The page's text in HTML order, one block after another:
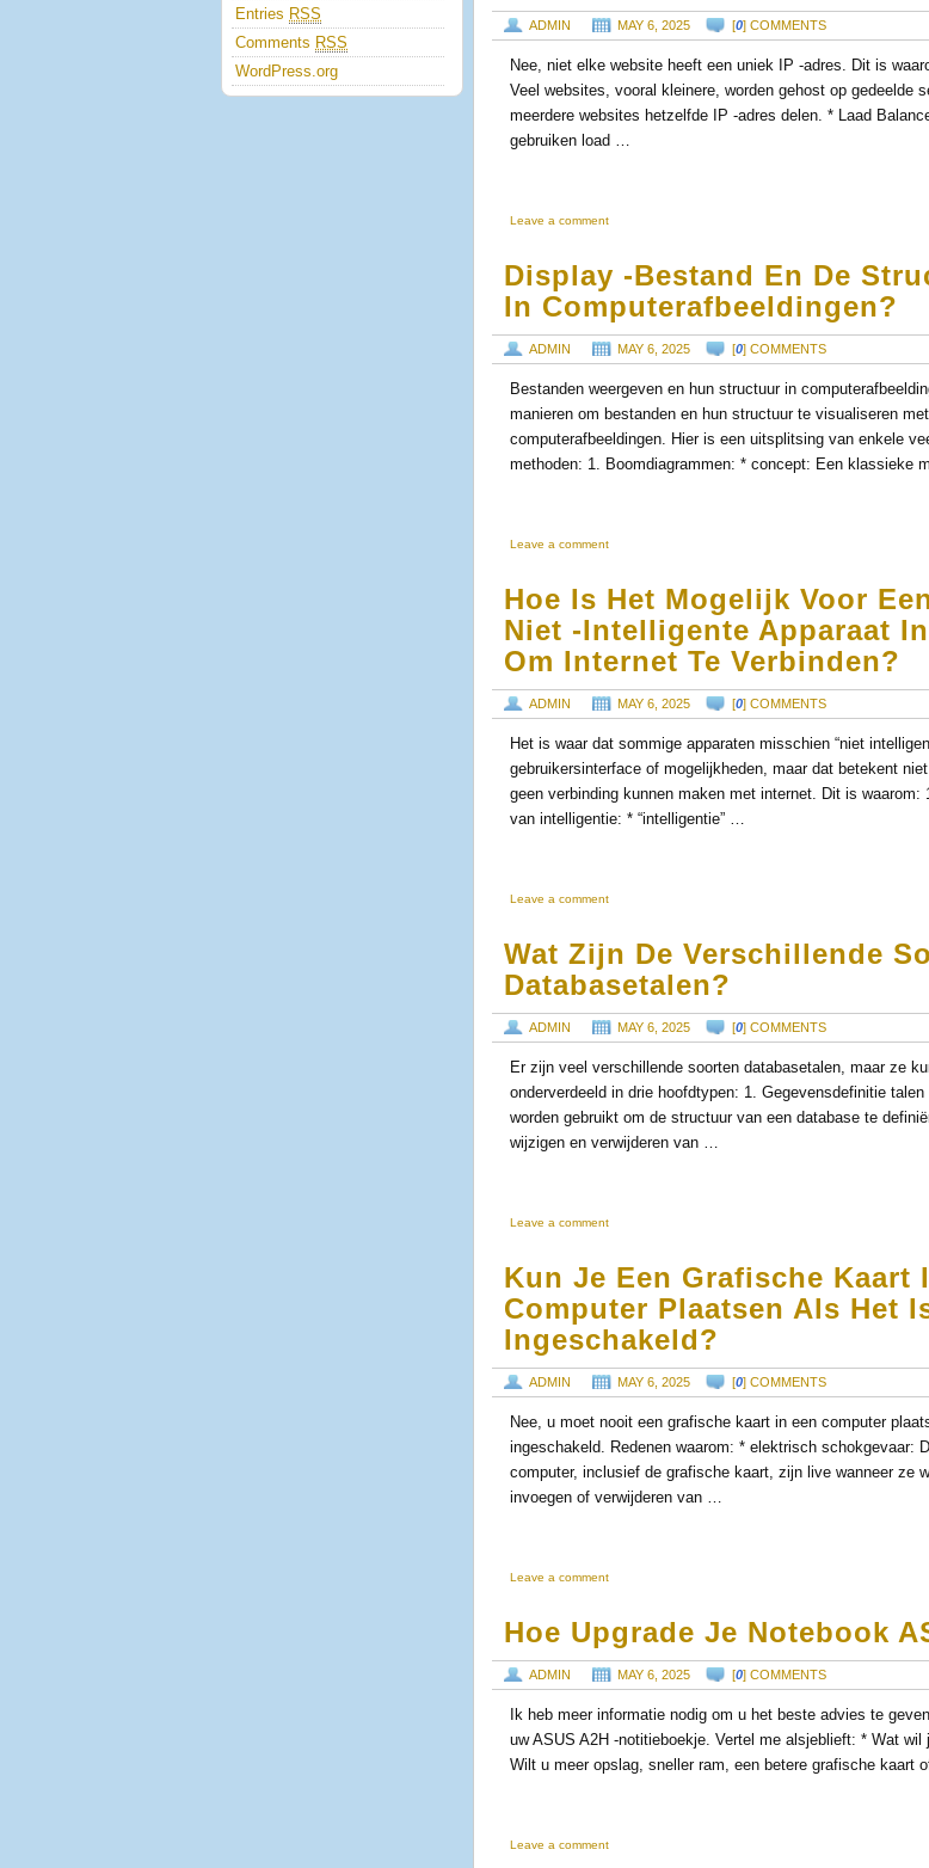
ADMIN MAY 6, 2025 [0] COMMENTS
Nee, niet elke website heeft een uniek IP -adres. Dit is
Veel websites, vooral kleinere, worden gehost op gedeelde
meerdere websites hetzelfde IP -adres delen. * Laad
gebruiken load …
Leave a comment
Display -bestand En De
In Computerafbeeldingen?
ADMIN MAY 6, 2025 [0] COMMENTS
Bestanden weergeven en hun structuur in
manieren om bestanden en hun structuur te visualiseren
computerafbeeldingen. Hier is een uitsplitsing van enkele
methoden: 1. Boomdiagrammen: * concept: Een klassieke
Leave a comment
Hoe Is Het Mogelijk Voor
Niet -intelligente Apparaat
Om Internet Te Verbinden?
ADMIN MAY 6, 2025 [0] COMMENTS
Het is waar dat sommige apparaten misschien “niet
gebruikersinterface of mogelijkheden, maar dat betekent
geen verbinding kunnen maken met internet. Dit is waarom:
van intelligentie: * “intelligentie” …
Leave a comment
Wat Zijn De Verschillende
Databasetalen?
ADMIN MAY 6, 2025 [0] COMMENTS
Er zijn veel verschillende soorten databasetalen, maar ze
onderverdeeld in drie hoofdtypen: 1. Gegevensdefinitie
worden gebruikt om de structuur van een database te
wijzigen en verwijderen van …
Leave a comment
Kun Je Een Grafische Kaart
Computer Plaatsen Als Het
Ingeschakeld?
ADMIN MAY 6, 2025 [0] COMMENTS
Nee, u moet nooit een grafische kaart in een computer
ingeschakeld. Redenen waarom: * elektrisch schokgevaar:
computer, inclusief de grafische kaart, zijn live wanneer ze
invoegen of verwijderen van …
Leave a comment
Hoe Upgrade Je Notebook
ADMIN MAY 6, 2025 [0] COMMENTS
Ik heb meer informatie nodig om u het beste advies te
uw ASUS A2H -notitieboekje. Vertel me alsjeblieft: * Wat wil
Wilt u meer opslag, sneller ram, een betere grafische kaart
Leave a comment
Entries RSS
Comments RSS
WordPress.org